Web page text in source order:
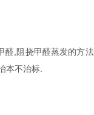
,阻挠甲醛蒸发的方
本不治标.